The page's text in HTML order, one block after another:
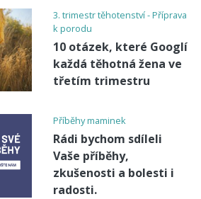
3. trimestr těhotenství - Příprava
k porodu
10 otázek, které Googlí
každá těhotná žena ve
třetím trimestru
Příběhy maminek
Rádi bychom sdíleli
Vaše příběhy,
zkušenosti a bolesti i
radosti.